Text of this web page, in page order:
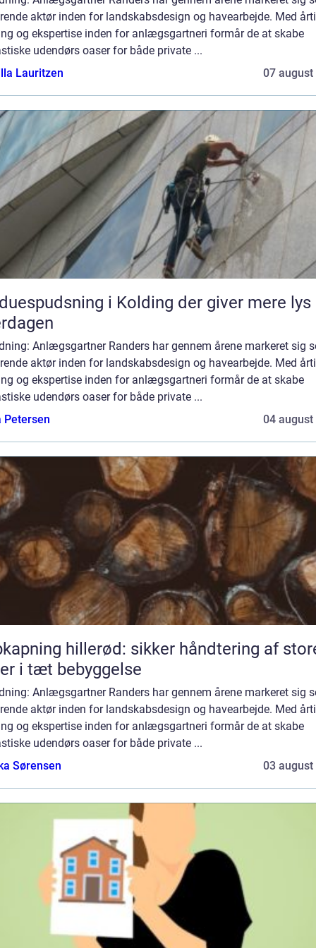
aktør inden for landskabsdesign og havearbejde. Med
og ekspertise inden for anlægsgartneri formår de at skabe
udendørs oaser for både private ...
Lauritzen
07 august
i Kolding der giver mere lys
Anlægsgartner Randers har gennem årene markeret sig
aktør inden for landskabsdesign og havearbejde. Med
og ekspertise inden for anlægsgartneri formår de at skabe
udendørs oaser for både private ...
Petersen
04 august
hillerød: sikker håndtering af
i tæt bebyggelse
Anlægsgartner Randers har gennem årene markeret sig
aktør inden for landskabsdesign og havearbejde. Med
og ekspertise inden for anlægsgartneri formår de at skabe
udendørs oaser for både private ...
Sørensen
03 august